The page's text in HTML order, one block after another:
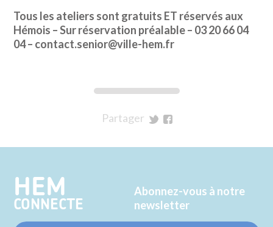
Tous les ateliers sont gratuits ET réservés aux
Hémois – Sur réservation préalable – 03 20 66 04
04 – contact.senior@ville-hem.fr
Partager
Twitter
Facebook
HEM
CONNECTE
Abonnez-vous à notre
newsletter